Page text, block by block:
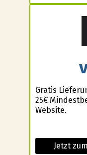
Gratis
25€
Website.
Jetzt